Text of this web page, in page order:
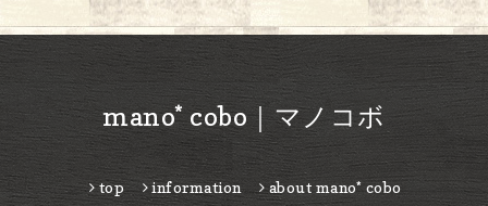
mano* cobo｜マノコボ
top information about mano* cobo